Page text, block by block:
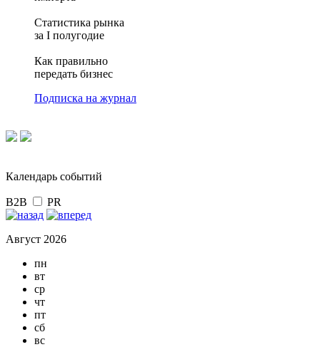
Статистика рынка
за I полугодие
Как правильно
передать бизнес
Подписка на журнал
Календарь событий
B2B PR
Август 2026
пн
вт
ср
чт
пт
сб
вс